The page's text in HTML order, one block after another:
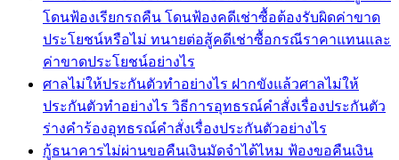
โดนฟ้องเรียกรถคืน โดนฟ้องคดีเช่าซื้อต้องรับผิดค่าขาด
ประโยชน์หรือไม่ ทนายต่อสู้คดีเช่าซื้อกรณีราคาแทนและ
ค่าขาดประโยชน์อย่างไร
ศาลไม่ให้ประกันตัวทำอย่างไร ฝากขังแล้วศาลไม่ให้
ประกันตัวทำอย่างไร วิธีการอุทธรณ์คำสั่งเรื่องประกันตัว
ร่างคำร้องอุทธรณ์คำสั่งเรื่องประกันตัวอย่างไร
กู้ธนาคารไม่ผ่านขอคืนเงินมัดจำได้ไหม ฟ้องขอคืนเงิน